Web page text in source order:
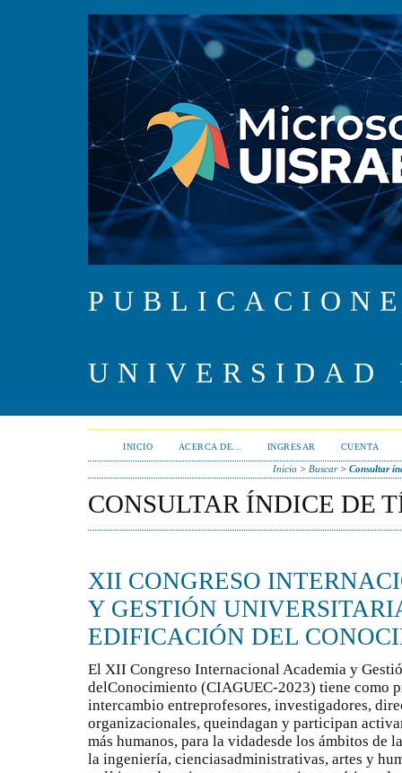
UNIVERSIDAD
INICIO ACERCA DE... INGRESAR CUENTA
Inicio> Buscar> Consultar
CONSULTAR ÍNDICE DE
XII CONGRESO
Y GESTIÓN
EDIFICACIÓN DEL
El XII Congreso Internacional Academia y
delConocimiento (CIAGUEC-2023) tiene como
intercambio entreprofesores, investigadores,
organizacionales, queindagan y participan
más humanos, para la vidadesde los ámbitos de
la ingeniería, cienciasadministrativas, artes y